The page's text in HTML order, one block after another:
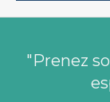
"Prenez